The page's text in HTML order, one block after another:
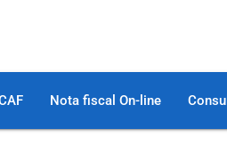
Nota fiscal On-line